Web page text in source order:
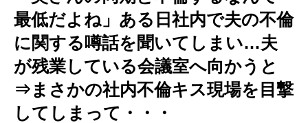
最低だよね」ある日社内で夫の不倫
に関する噂話を聞いてしまい…夫
が残業している会議室へ向かうと
⇒まさかの社内不倫キス現場を目撃
してしまって・・・